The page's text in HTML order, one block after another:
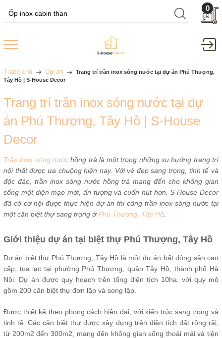
0
Trang chủ Dự án
Trang trí trần inox sóng nước tại dự án Phú Thượng,
Tây Hồ | S-House Decor
Trang trí trần inox sóng nước tại dự
án Phú Thượng, Tây Hồ | S-House
Decor
Trần inox sóng nướchồng trà là một trong những xu hướng trang trí
nội thất được ưa chuộng hiện nay. Với vẻ đẹp sang trọng, tinh tế và
độc đáo, trần inox sóng nước hồng trà mang đến cho không gian
sống một diện mạo mới, ấn tượng và cuốn hút hơn. S-House Decor
đã có cơ hội được thực hiện dự án thi công trần inox sóng nước tại
một căn biệt thự sang trọng ởPhú Thượng, Tây Hồ
Giới thiệu dự án tại biệt thự Phú Thượng, Tây Hồ
Dự án biệt thự Phú Thượng, Tây Hồ là một dự án bất động sản cao
cấp, tọa lạc tại phường Phú Thượng, quận Tây Hồ, thành phố Hà
Nội. Dự án được quy hoạch trên tổng diện tích 10ha, với quy mô
gồm 200 căn biệt thự đơn lập và song lập.
Được thiết kế theo phong cách hiện đại, với kiến trúc sang trọng và
tinh tế. Các căn biệt thự được xây dựng trên diện tích đất rộng rãi,
từ 200m2 đến 300m2, mang đến không gian sống thoải mái và tiện